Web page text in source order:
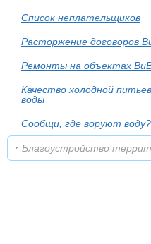
Список неплательщиков
Расторжение договоров
Ремонты на объектах
Качество холодной
воды
Сообщи, где воруют воду?
Благоустройство